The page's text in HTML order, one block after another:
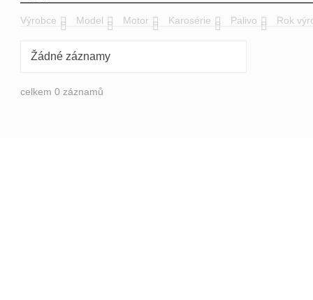
Výrobce Model Motor Karosérie Palivo Rok
Žádné záznamy
celkem 0 záznamů